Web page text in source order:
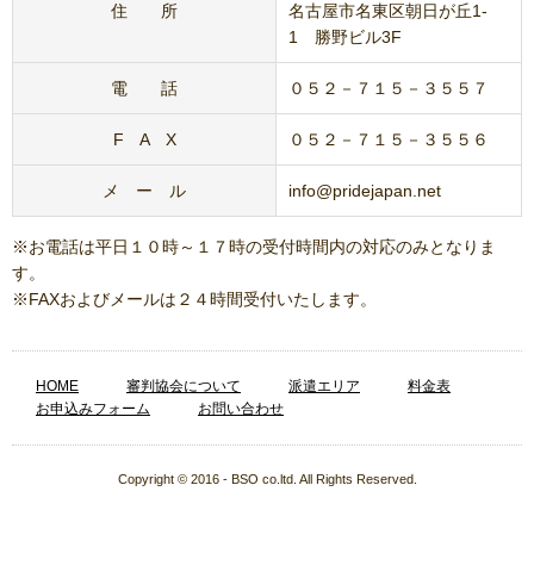
住 所
名古屋市名東区朝日が丘1-
1 勝野ビル3F
電 話 ０５２－７１５－３５５７
F A X ０５２－７１５－３５５６
メ ー ル info@pridejapan.net
※お電話は平日１０時～１７時の受付時間内の対応のみとなりま
す。
※FAXおよびメールは２４時間受付いたします。
HOME 審判協会について 派遣エリア
料金表
お申込みフォーム
お問い合わせ
Copyright © 2016 - BSO co.ltd. All Rights Reserved.